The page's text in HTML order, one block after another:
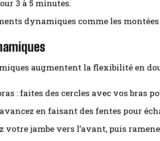
la politique de confidentialité.
3 à 5 minutes.
dynamiques comme les
augmentent la flexibilité en
: faites des cercles avec vos bras
en faisant des fentes pour
votre jambe vers l’avant, puis